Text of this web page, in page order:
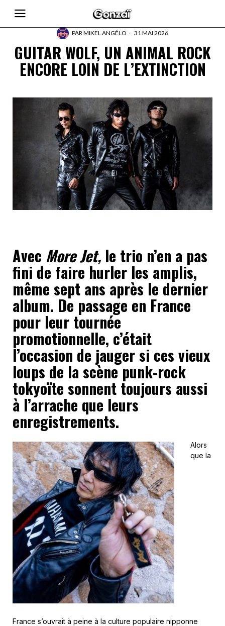
PARMIKEL ANGÉLO 31 MAI 2026
GUITAR WOLF, UN ANIMAL ROCK
ENCORE LOIN DE L’EXTINCTION
Avec More Jet, le trio n’en a pas
fini de faire hurler les amplis,
même sept ans après le dernier
album. De passage en France
pour leur tournée
promotionnelle, c’était
l’occasion de jauger si ces vieux
loups de la scène punk-rock
tokyoïte sonnent toujours aussi
à l’arrache que leurs
enregistrements.
Alors
que la
France s’ouvrait à peine à la culture populaire nipponne